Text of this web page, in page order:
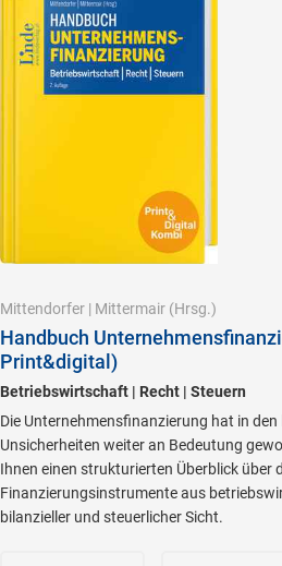
Mittendorfer | Mittermair (Hrsg.)
Handbuch
Print&digital)
Betriebswirtschaft | Recht | Steuern
Die Unternehmensfinanzierung hat in
Unsicherheiten weiter an Bedeutung
Ihnen einen strukturierten Überblick über
Finanzierungsinstrumente aus
bilanzieller und steuerlicher Sicht.